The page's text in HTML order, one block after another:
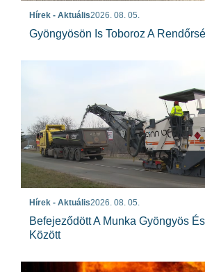
Hírek - Aktuális2026. 08. 05.
Gyöngyösön Is Toboroz A
Hírek - Aktuális2026. 08. 05.
Befejeződött A Munka Gyöngyös
Között